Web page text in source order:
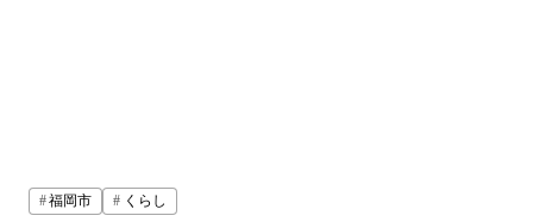
福岡市 くらし